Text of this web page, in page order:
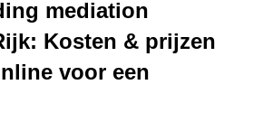
mediation
Kosten & prijzen
voor een